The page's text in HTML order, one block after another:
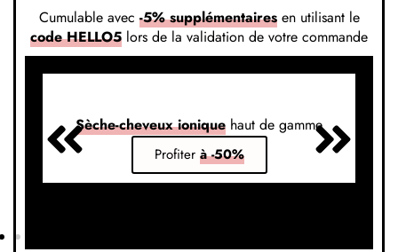
Cumulable avec -5% supplémentairesen utilisant le
code HELLO5 lors de la validation de votre commande
Sèche-cheveux ionique haut de gamme
Profiter à -50%